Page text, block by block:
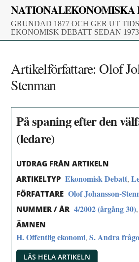
Skip
content
NATIONALEKONOMISKA
GRUNDAD 1877 OCH GER UT
EKONOMISK DEBATT SEDAN 1973
Artikelförfattare: Olof
Stenman
På spaning efter den
(ledare)
UTDRAG FRÅN ARTIKELN
ARTIKELTYP Ekonomisk Debatt,
FÖRFATTARE Olof Johansson-
NUMMER / ÅR 4/2002 (årgång 30)
ÄMNEN
H. Offentlig ekonomi,S. Andra
LÄS HELA ARTIKELN